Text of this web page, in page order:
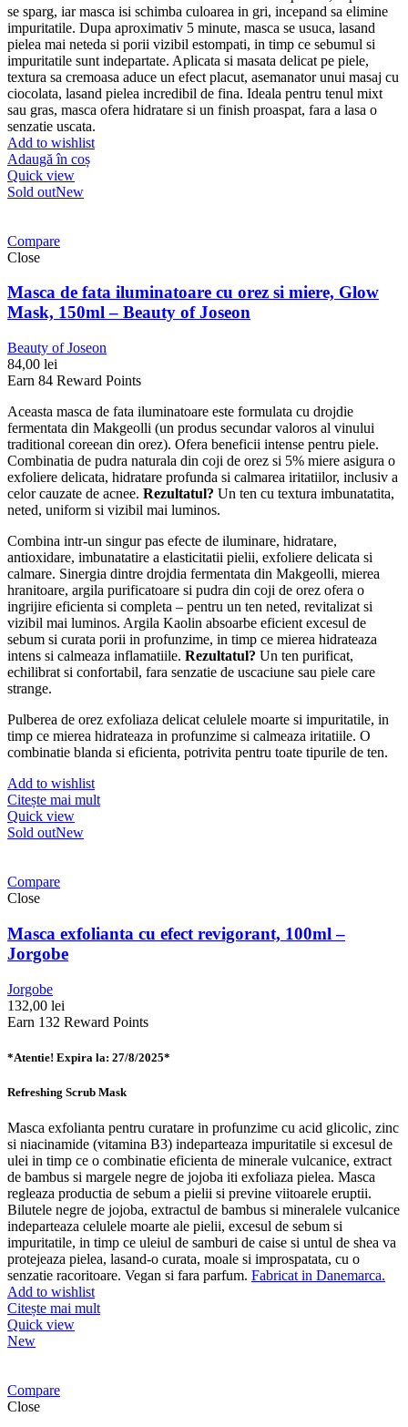
se sparg, iar masca isi schimba culoarea in gri, incepand sa elimine
impuritatile. Dupa aproximativ 5 minute, masca se usuca, lasand
pielea mai neteda si porii vizibil estompati, in timp ce sebumul si
impuritatile sunt indepartate. Aplicata si masata delicat pe piele,
textura sa cremoasa aduce un efect placut, asemanator unui masaj cu
ciocolata, lasand pielea incredibil de fina. Ideala pentru tenul mixt
sau gras, masca ofera hidratare si un finish proaspat, fara a lasa o
senzatie uscata.
Add to wishlist
Adaugă în coș
Quick view
Sold outNew
Compare
Close
Masca de fata iluminatoare cu orez si miere, Glow
Mask, 150ml – Beauty of Joseon
Beauty of Joseon
84,00 lei
Earn 84 Reward Points
Aceasta masca de fata iluminatoare este formulata cu drojdie
fermentata din Makgeolli (un produs secundar valoros al vinului
traditional coreean din orez). Ofera beneficii intense pentru piele.
Combinatia de pudra naturala din coji de orez si 5% miere asigura o
exfoliere delicata, hidratare profunda si calmarea iritatiilor, inclusiv a
celor cauzate de acnee. Rezultatul? Un ten cu textura imbunatatita,
neted, uniform si vizibil mai luminos.
Combina intr-un singur pas efecte de iluminare, hidratare,
antioxidare, imbunatatire a elasticitatii pielii, exfoliere delicata si
calmare. Sinergia dintre drojdia fermentata din Makgeolli, mierea
hranitoare, argila purificatoare si pudra din coji de orez ofera o
ingrijire eficienta si completa – pentru un ten neted, revitalizat si
vizibil mai luminos. Argila Kaolin absoarbe eficient excesul de
sebum si curata porii in profunzime, in timp ce mierea hidrateaza
intens si calmeaza inflamatiile. Rezultatul? Un ten purificat,
echilibrat si confortabil, fara senzatie de uscaciune sau piele care
strange.
Pulberea de orez exfoliaza delicat celulele moarte si impuritatile, in
timp ce mierea hidrateaza in profunzime si calmeaza iritatiile. O
combinatie blanda si eficienta, potrivita pentru toate tipurile de ten.
Add to wishlist
Citește mai mult
Quick view
Sold outNew
Compare
Close
Masca exfolianta cu efect revigorant, 100ml –
Jorgobe
Jorgobe
132,00 lei
Earn 132 Reward Points
*Atentie! Expira la: 27/8/2025*
Refreshing Scrub Mask
Masca exfolianta pentru curatare in profunzime cu acid glicolic, zinc
si niacinamide (vitamina B3) indeparteaza impuritatile si excesul de
ulei in timp ce o combinatie eficienta de minerale vulcanice, extract
de bambus si margele negre de jojoba iti exfoliaza pielea. Masca
regleaza productia de sebum a pielii si previne viitoarele eruptii.
Bilutele negre de jojoba, extractul de bambus si mineralele vulcanice
indeparteaza celulele moarte ale pielii, excesul de sebum si
impuritatile, in timp ce uleiul de samburi de caise si untul de shea va
protejeaza pielea, lasand-o curata, moale si improspatata, cu o
senzatie racoritoare. Vegan si fara parfum. Fabricat in Danemarca.
Add to wishlist
Citește mai mult
Quick view
New
Compare
Close